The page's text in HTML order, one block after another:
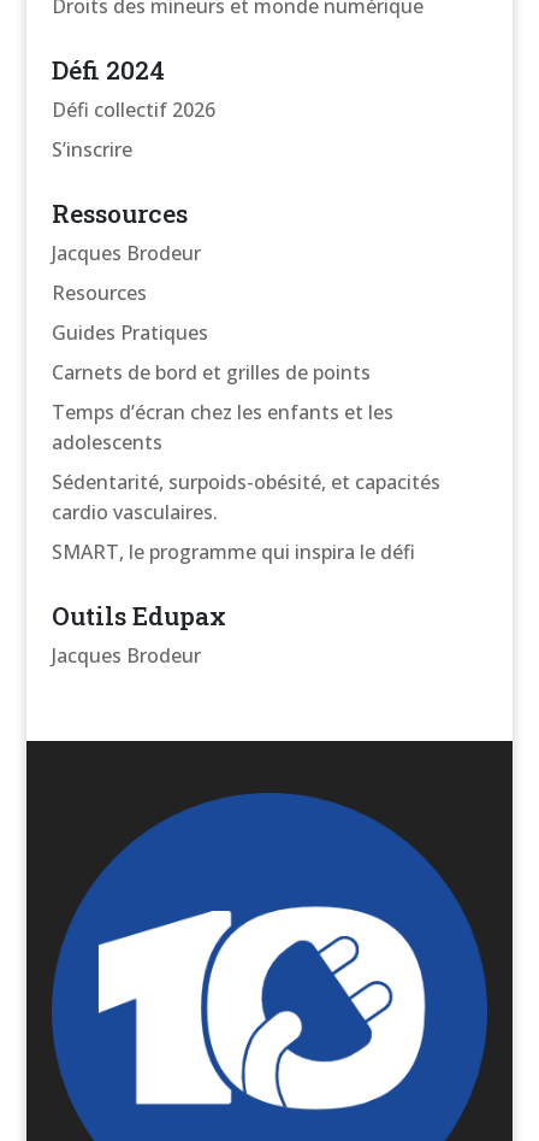
Droits des mineurs et monde numérique
Défi 2024
Défi collectif 2026
S’inscrire
Ressources
Jacques Brodeur
Resources
Guides Pratiques
Carnets de bord et grilles de points
Temps d’écran chez les enfants et les
adolescents
Sédentarité, surpoids-obésité, et capacités
cardio vasculaires.
SMART, le programme qui inspira le défi
Outils Edupax
Jacques Brodeur